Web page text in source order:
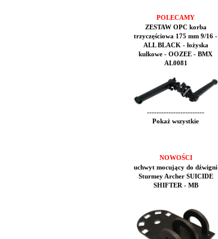
POLECAMY
ZESTAW OPC korba
trzyczęściowa 175 mm 9/16 -
ALL BLACK - łożyska
kulkowe - OOZEE - BMX
AL0081
------------------------
Pokaż wszystkie
NOWOŚCI
uchwyt mocujący do dźwigni
Sturmey Archer SUICIDE
SHIFTER - MB